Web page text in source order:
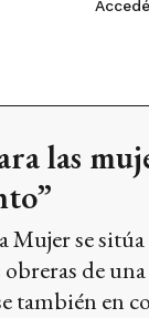
las
Mujer se
obreras de
también en